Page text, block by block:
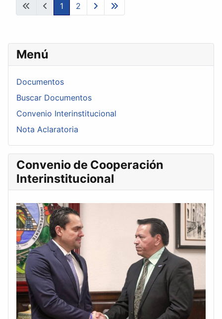
Menú
Documentos
Buscar Documentos
Convenio Interinstitucional
Nota Aclaratoria
Convenio de Cooperación
Interinstitucional
1 2